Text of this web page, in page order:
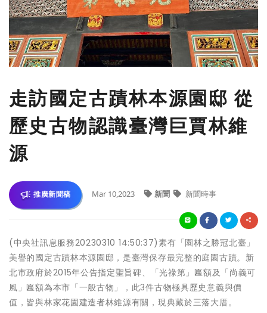
走訪國定古蹟林本源園邸 從
歷史古物認識臺灣巨賈林維
源
推廣新聞稿 Mar 10,2023 新聞 新聞時事
(中央社訊息服務20230310 14:50:37)素有「園林之勝冠北臺」
美譽的國定古蹟林本源園邸，是臺灣保存最完整的庭園古蹟。新
北市政府於2015年公告指定聖旨碑、「光祿第」匾額及「尚義可
風」匾額為本市「一般古物」，此3件古物極具歷史意義與價
值，皆與林家花園建造者林維源有關，現典藏於三落大厝。